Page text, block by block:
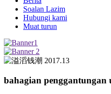
Soalan Lazim
Hubungi kami
Muat turun
bahagian penggantungan